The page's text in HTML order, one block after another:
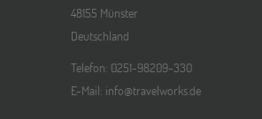
48155 Münster
Deutschland
Telefon: 0251-98209-330
E-Mail: info@travelworks.de